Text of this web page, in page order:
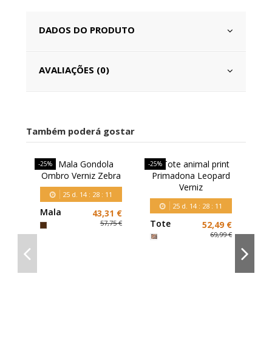
DADOS DO PRODUTO
AVALIAÇÕES (0)
Também poderá gostar
-25%
25d. 14: 28: 11
Mala
Gondola
Ombro
43,31 €
57,75 €
-25%
25 d. 14: 28 : 11
Tote
animal
print
52,49 €
69,99 €